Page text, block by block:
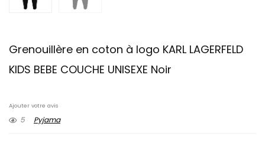
Grenouillère en coton à logo KARL LAGERFELD
KIDS BEBE COUCHE UNISEXE Noir
Ajouter votre avis
5 Pyjama